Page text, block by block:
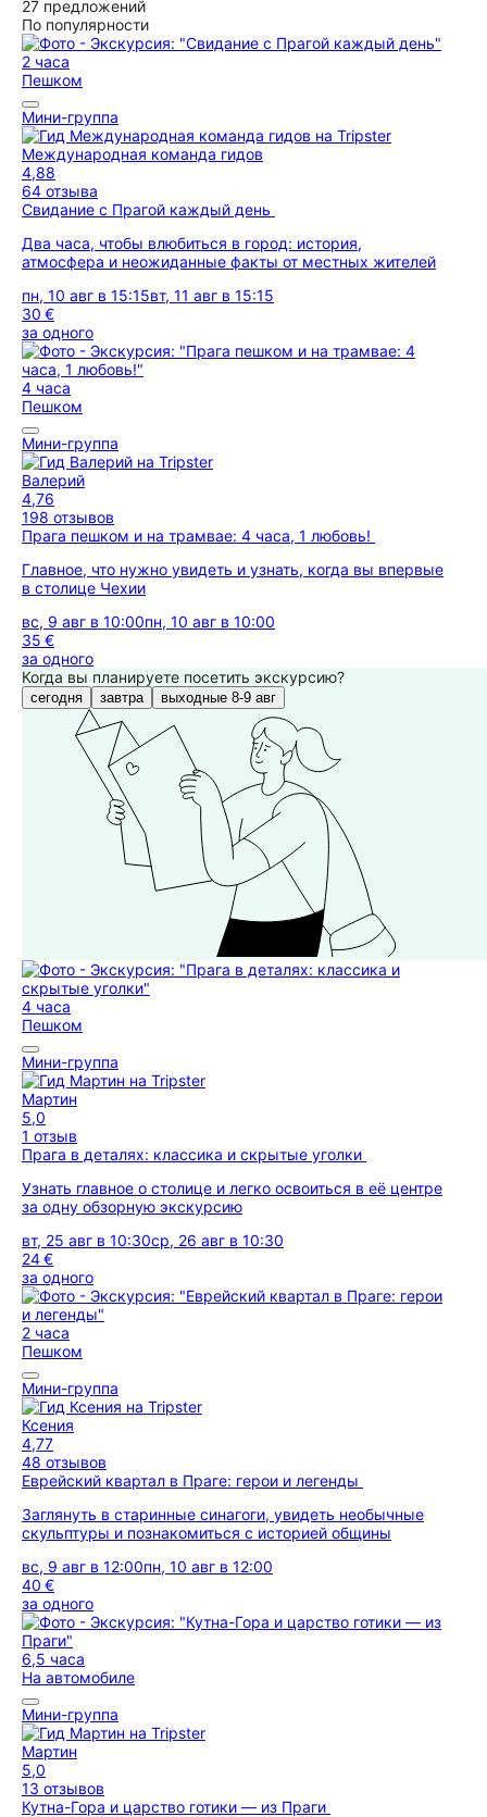
27 предложений
По популярности
2 часа
Пешком
Мини-группа
Международная команда гидов
4,88
64 отзыва
Свидание с Прагой каждый день
Два часа, чтобы влюбиться в город: история,
атмосфера и неожиданные факты от местных жителей
пн, 10 авг в 15:15вт, 11 авг в 15:15
30 €
за одного
4 часа
Пешком
Мини-группа
Валерий
4,76
198 отзывов
Прага пешком и на трамвае: 4 часа, 1 любовь!
Главное, что нужно увидеть и узнать, когда вы впервые
в столице Чехии
вс, 9 авг в 10:00пн, 10 авг в 10:00
35 €
за одного
Когда вы планируете посетить экскурсию?
сегодня завтра выходные 8-9 авг
4 часа
Пешком
Мини-группа
Мартин
5,0
1 отзыв
Прага в деталях: классика и скрытые уголки
Узнать главное о столице и легко освоиться в её центре
за одну обзорную экскурсию
вт, 25 авг в 10:30ср, 26 авг в 10:30
24 €
за одного
2 часа
Пешком
Мини-группа
Ксения
4,77
48 отзывов
Еврейский квартал в Праге: герои и легенды
Заглянуть в старинные синагоги, увидеть необычные
скульптуры и познакомиться с историей общины
вс, 9 авг в 12:00пн, 10 авг в 12:00
40 €
за одного
6,5 часа
На автомобиле
Мини-группа
Мартин
5,0
13 отзывов
Кутна-Гора и царство готики — из Праги